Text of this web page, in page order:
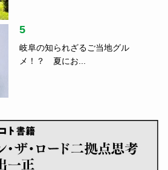
5
岐阜の知られざるご当地グル
メ！？ 夏にお...